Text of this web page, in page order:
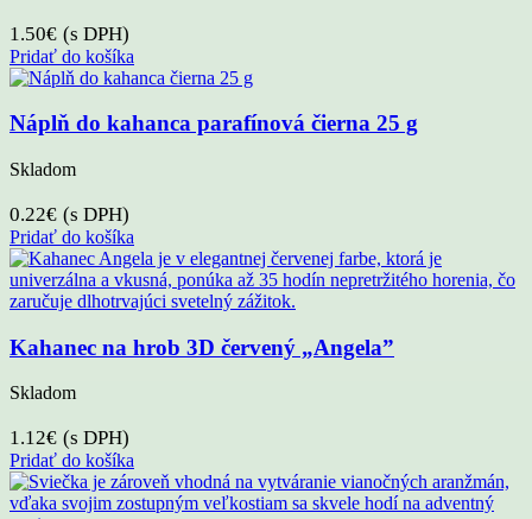
1.50€ (s DPH)
Pridať do košíka
Náplň do kahanca parafínová čierna 25 g
Skladom
0.22€ (s DPH)
Pridať do košíka
Kahanec na hrob 3D červený „Angela”
Skladom
1.12€ (s DPH)
Pridať do košíka